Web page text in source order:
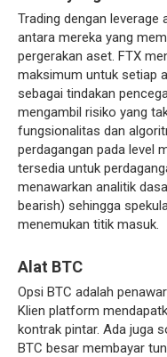
Trading dengan leverage
antara mereka yang
pergerakan aset. FTX
maksimum untuk setiap
sebagai tindakan
mengambil risiko yang
fungsionalitas dan
perdagangan pada level
tersedia untuk
menawarkan analitik
bearish) sehingga
menemukan titik masuk.
Alat BTC
Opsi BTC adalah
Klien platform
kontrak pintar. Ada juga
BTC besar membayar